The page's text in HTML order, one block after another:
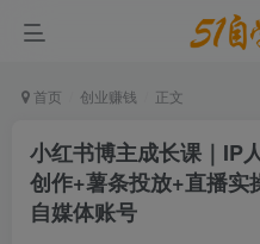
首页 创业赚钱 正文
小红书博主成长课｜IP
创作+薯条投放+直播实
自媒体账号